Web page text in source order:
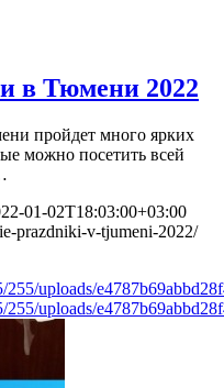
в Тюмени 2022
пройдет много ярких
можно посетить всей
01-02T18:03:00+03:00
prazdniki-v-tjumeni-2022/
255/uploads/
255/uploads/